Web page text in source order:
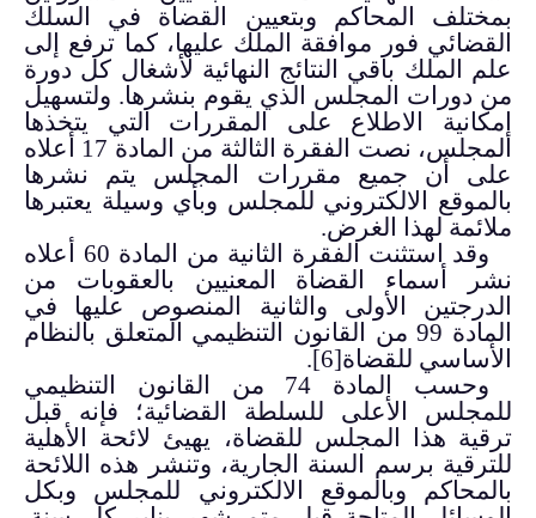
بمختلف المحاكم وبتعيين القضاة في السلك
القضائي فور موافقة الملك عليها، كما ترفع إلى
علم الملك باقي النتائج النهائية لأشغال كل دورة
من دورات المجلس الذي يقوم بنشرها. ولتسهيل
إمكانية الاطلاع على المقررات التي يتخذها
المجلس، نصت الفقرة الثالثة من المادة 17 أعلاه
على أن جميع مقررات المجلس يتم نشرها
بالموقع الالكتروني للمجلس وبأي وسيلة يعتبرها
ملائمة لهذا الغرض.
وقد استثنت الفقرة الثانية من المادة 60 أعلاه
نشر أسماء القضاة المعنيين بالعقوبات من
الدرجتين الأولى والثانية المنصوص عليها في
المادة 99 من القانون التنظيمي المتعلق بالنظام
الأساسي للقضاة[6]
.
وحسب المادة 74 من القانون التنظيمي
للمجلس الأعلى للسلطة القضائية؛ فإنه قبل
ترقية هذا المجلس للقضاة، يهيئ لائحة الأهلية
للترقية برسم السنة الجارية، وتنشر هذه اللائحة
بالمحاكم وبالموقع الالكتروني للمجلس وبكل